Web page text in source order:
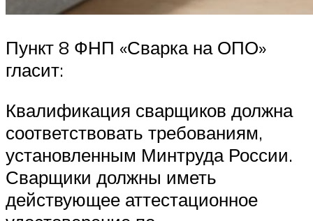
Пункт 8 ФНП «Сварка на ОПО»
гласит:
Квалификация сварщиков должна
соответствовать требованиям,
установленным Минтруда России.
Сварщики должны иметь
действующее аттестационное